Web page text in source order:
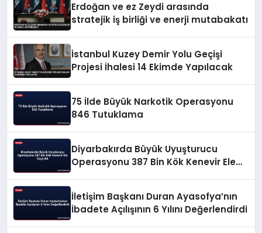
Erdoğan ve ez Zeydi arasında
stratejik iş birliği ve enerji mutabakatı
İstanbul Kuzey Demir Yolu Geçişi
Projesi İhalesi 14 Ekimde Yapılacak
75 İlde Büyük Narkotik Operasyonu
846 Tutuklama
Diyarbakırda Büyük Uyuşturucu
Operasyonu 387 Bin Kök Kenevir Ele
İletişim Başkanı Duran Ayasofya’nın
İbadete Açılışının 6 Yılını Değerlendirdi